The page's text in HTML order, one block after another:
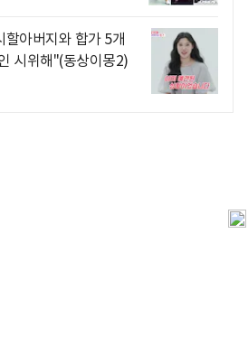
할아버지와 합가 5개
시위해"(동상이몽2)